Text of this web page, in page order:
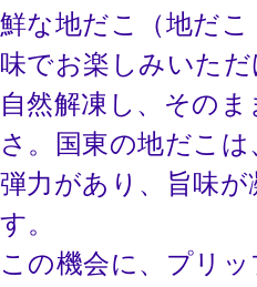
鮮な地だこ（地だ
味でお楽しみいただ
自然解凍し、その
さ。国東の地だこは
弾力があり、旨味が
す。
この機会に、プリ